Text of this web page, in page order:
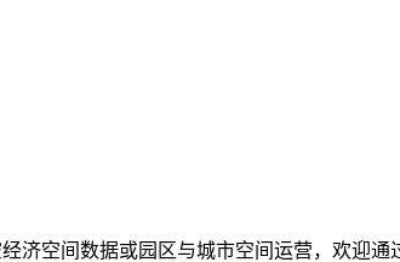
空间数据或园区与城市空间运营，欢迎通